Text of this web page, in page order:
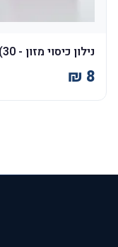
נילון כיסוי מזון - fresh cover (30 יח')